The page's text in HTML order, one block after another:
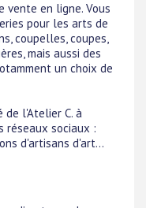
vente en ligne. Vous
pour les arts de
coupelles, coupes,
mais aussi des
un choix de
l'Atelier C. à
réseaux sociaux :
d'artisans d'art...